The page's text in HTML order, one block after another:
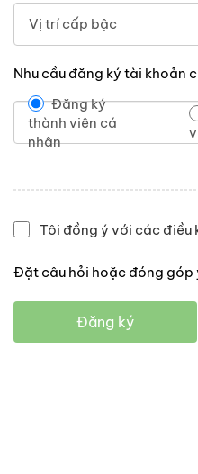
Nhu cầu đăng ký tài khoản
Đăng ký
thành viên cá
nhân
Tôi đồng ý với các điều
Đặt câu hỏi hoặc đóng góp
Đăng ký